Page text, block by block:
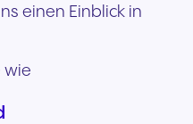
einen Einblick in
wie